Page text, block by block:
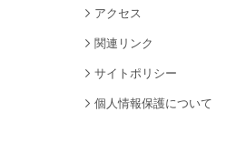
アクセス
関連リンク
サイトポリシー
個人情報保護について